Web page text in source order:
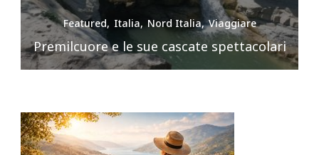
Featured Italia Nord Italia Viaggiare
Premilcuore e le sue cascate spettacolari